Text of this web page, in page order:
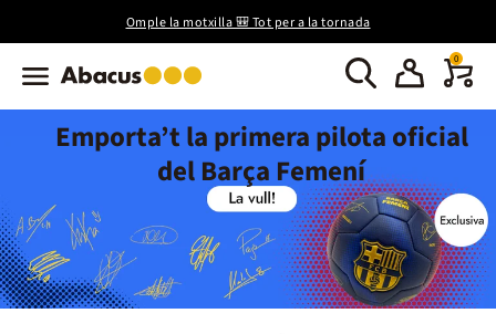
Omple la motxilla 🎒 Tot per a la tornada
0
Emporta’t la primera pilota oficial
del Barça Femení